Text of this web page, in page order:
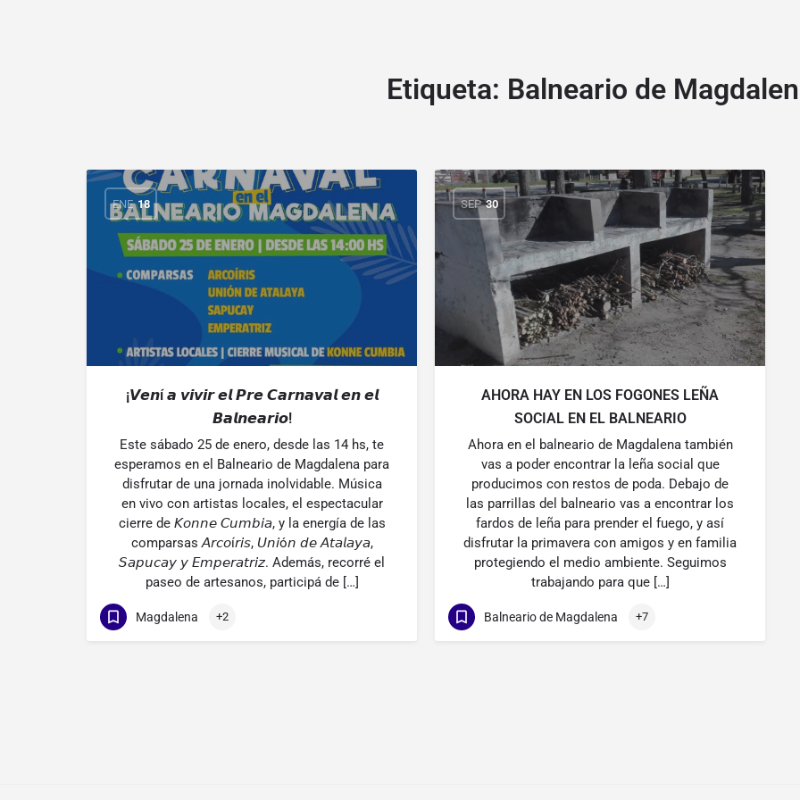
Etiqueta: Balneario de
ENE 18
¡𝙑𝙚𝙣í 𝙖 𝙫𝙞𝙫𝙞𝙧 𝙚𝙡 𝙋𝙧𝙚 𝘾𝙖𝙧𝙣𝙖𝙫𝙖𝙡 𝙚𝙣 𝙚𝙡
𝘽𝙖𝙡𝙣𝙚𝙖𝙧𝙞𝙤!
Este sábado 25 de enero, desde las 14 hs, te
esperamos en el Balneario de Magdalena para
disfrutar de una jornada inolvidable. Música
en vivo con artistas locales, el espectacular
cierre de 𝘒𝘰𝘯𝘯𝘦 𝘊𝘶𝘮𝘣𝘪𝘢, y la energía de las
comparsas 𝘈𝘳𝘤𝘰í𝘳𝘪𝘴, 𝘜𝘯𝘪ó𝘯 𝘥𝘦 𝘈𝘵𝘢𝘭𝘢𝘺𝘢,
𝘚𝘢𝘱𝘶𝘤𝘢𝘺 𝘺 𝘌𝘮𝘱𝘦𝘳𝘢𝘵𝘳𝘪𝘻. Además, recorré el
paseo de artesanos, participá de […]
Magdalena +2
SEP 30
AHORA HAY EN LOS FOGONES LEÑA
SOCIAL EN EL BALNEARIO
Ahora en el balneario de Magdalena también
vas a poder encontrar la leña social que
producimos con restos de poda. Debajo de
las parrillas del balneario vas a encontrar los
fardos de leña para prender el fuego, y así
disfrutar la primavera con amigos y en familia
protegiendo el medio ambiente. Seguimos
trabajando para que […]
Balneario de Magdalena +7